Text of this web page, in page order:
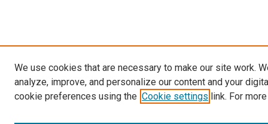
We use cookies that are necessary to make our site work.
analyze, improve, and personalize our content and your
cookie preferences using the Cookie settings link. For